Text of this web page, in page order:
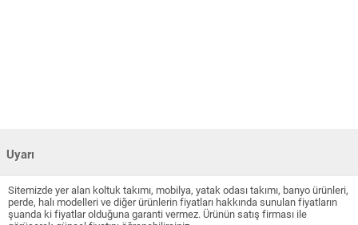
Uyarı
Sitemizde yer alan koltuk takımı, mobilya, yatak odası takımı, banyo ürünleri,
perde, halı modelleri ve diğer ürünlerin fiyatları hakkında sunulan fiyatların
şuanda ki fiyatlar olduğuna garanti vermez. Ürünün satış firması ile